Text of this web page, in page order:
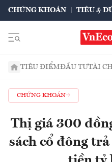
CHỨNG KHOÁN TIÊU &
TIÊU ĐIỂMĐẦU TƯTÀI
CHỨNG KHOÁN
Thị giá 300
sách cổ đông